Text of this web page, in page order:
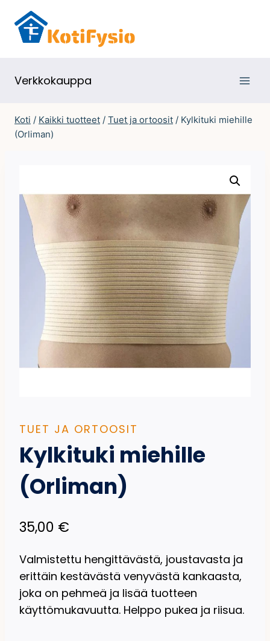
sisältöön
Verkkokauppa
Koti / Kaikki tuotteet / Tuet ja ortoosit / Kylkituki miehille
(Orliman)
TUET JA ORTOOSIT
Kylkituki miehille
(Orliman)
35,00 €
Valmistettu hengittävästä, joustavasta ja
erittäin kestävästä venyvästä kankaasta,
joka on pehmeä ja lisää tuotteen
käyttömukavuutta. Helppo pukea ja riisua.